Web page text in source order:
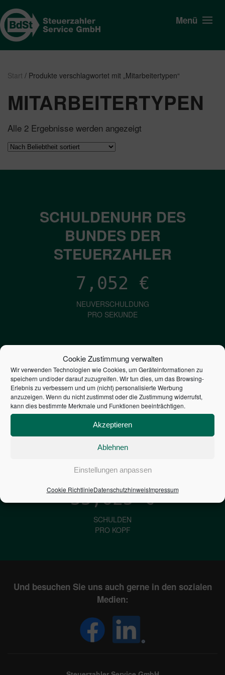
Cookie Zustimmung verwalten
Wir verwenden Technologien wie Cookies, um Geräteinformationen zu
speichern und/oder darauf zuzugreifen. Wir tun dies, um das Browsing-
Erlebnis zu verbessern und um (nicht) personalisierte Werbung
anzuzeigen. Wenn du nicht zustimmst oder die Zustimmung widerrufst,
kann dies bestimmte Merkmale und Funktionen beeinträchtigen.
Akzeptieren
Ablehnen
Einstellungen anpassen
Cookie RichtlinieDatenschutzhinweisImpressum
Menü
Start / Produkte verschlagwortet mit „Mitarbeitertypen“
MITARBEITERTYPEN
Alle 2 Ergebnisse werden angezeigt
SCHULDENUHR DES
BUNDES DER
STEUERZAHLER
7,052 €
NEUVERSCHULDUNG
PRO SEKUNDE
1,601€
ZINSEN
PRO SEKUNDE
2,806,644,827,342
STAATSVERSCHULDUNG
33,625€
SCHULDEN
PRO KOPF
Und besuchen Sie uns auch gerne in den sozialen
Medien: